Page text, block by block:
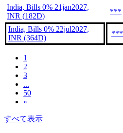
India, Bills 0% 21jan2027,
INR (182D)
***
India, Bills 0% 22jul2027,
INR (364D)
***
1
2
3
...
50
»
すべて表示